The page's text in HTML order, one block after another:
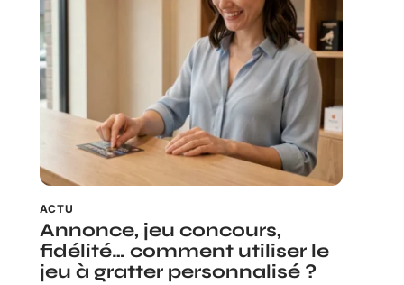
ACTU
Annonce, jeu concours,
fidélité… comment utiliser le
jeu à gratter personnalisé ?